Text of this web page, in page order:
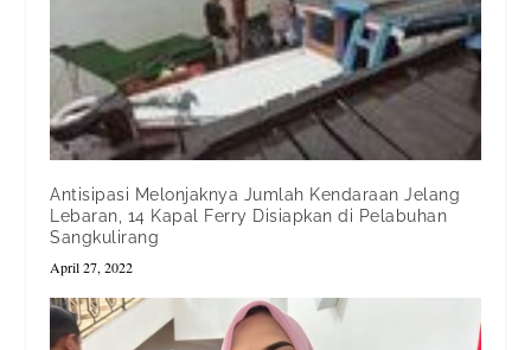
Antisipasi Melonjaknya Jumlah Kendaraan Jelang
Lebaran, 14 Kapal Ferry Disiapkan di Pelabuhan
Sangkulirang
April 27, 2022